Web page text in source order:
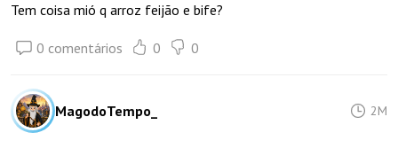
Tem coisa mió q arroz feijão e bife?
0 comentários 0 0
MagodoTempo_ 2M